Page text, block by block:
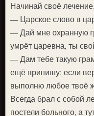
Начинай своё лечение.
— Царское слово в
— Дай мне охранную
умрёт царевна, ты
— Дам тебе такую
ещё припишу: если
выполню любое твоё
Всегда брал с собой
постели больного, а